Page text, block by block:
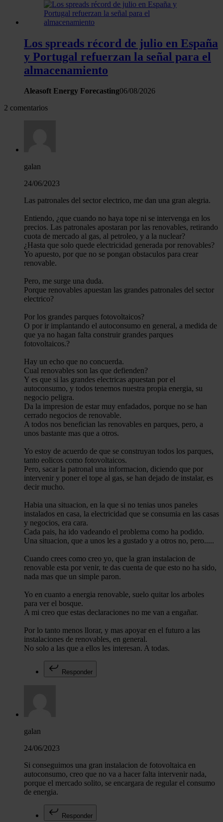
Los spreads récord de julio en España
y Portugal refuerzan la señal para el
almacenamiento
Aleasoft Energy Forecasting06/08/2026
2 comentarios
galan
24/06/2023
Las patronales del sector electrico, me dan una gran alegria.
Entiendo, ¿que cuando no haya tope ni se intervenga en los
precios. Las patronales apostaran por las renovables, retirando
cuota de mercado al gas, al petroleo, y a la nuclear?
¿Hasta que solo quede electricidad generada por renovables?
Yo apuesto, por que no se pongan obstaculos para crear
renovable.
Pero, me surge una duda.
Porque renovables apuestan las grandes patronales del sector
electrico?
Por los grandes parques fotovoltaicos?
O por ir implantando el autoconsumo en general, a medida de
que ya no hagan falta construir grandes parques
fotovoltaicos.?
Hay un echo que no concuerda.
Cual renovables son las que defienden?
Y es que si las grandes electricas apuestan por el
autoconsumo, y todos tenemos nuestra propia energia, su
negocio peligra.
Da la impresion de estar muy enfadados, porque no se han
cerrado negocios de renovable.
A todos nos benefician las renovables en parques, pero, a
unos bastante mas que a otros.
Yo estoy de acuerdo de que se construyan todos los parques,
tanto eolicos como fotovoltaicos.
Pero, sacar la patronal una informacion, diciendo que por
intervenir y poner el tope al gas, se han dejado de instalar, es
decir mucho.
Habia una situacion, en la que si no tenias unos paneles
instalados en casa, la electricidad que se consumia en las casas
y negocios, era cara.
Cada pais, ha ido vadeando el problema como ha podido.
Una situacion, que a unos les a gustado y a otros no, pero.....
Cuando crees como creo yo, que la gran instalacion de
renovable esta por venir, te das cuenta de que esto no ha sido,
nada mas que un simple paron.
Yo en cuanto a energia renovable, suelo quitar los arboles
para ver el bosque.
A mi creo que estas declaraciones no me van a engañar.
Por lo tanto menos llorar, y mas apoyar en el futuro a las
instalaciones de renovables, en general.
No solo a las que a ellos les interesan. A todas.
Responder
galan
24/06/2023
Si conseguimos una gran instalacion de fotovoltaica en
autoconsumo, creo que no va a hacer falta intervenir nada,
porque el mercado solito, se encargara de regular el consumo
de energia.
Responder